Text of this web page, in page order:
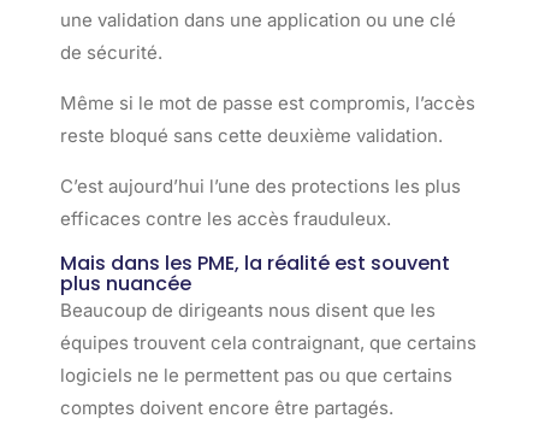
une validation dans une application ou une clé
de sécurité.
Même si le mot de passe est compromis, l’accès
reste bloqué sans cette deuxième validation.
C’est aujourd’hui l’une des protections les plus
efficaces contre les accès frauduleux.
Mais dans les PME, la réalité est souvent
plus nuancée
Beaucoup de dirigeants nous disent que les
équipes trouvent cela contraignant, que certains
logiciels ne le permettent pas ou que certains
comptes doivent encore être partagés.